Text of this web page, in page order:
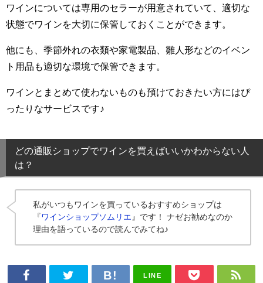
ワインについては専用のセラーが用意されていて、適切な
状態でワインを大切に保管しておくことができます。
他にも、季節外れの衣類や家電製品、雛人形などのイベン
ト用品も適切な環境で保管できます。
ワインとまとめて使わないものも預けておきたい方にはぴ
ったりなサービスです♪
どの通販ショップでワインを買えばいいかわからない人
は？
私がいつもワインを買っているおすすめショップは
『 ワインショップソムリエ 』です！ ナゼお勧めなのか
理由を語っているので読んでみてね♪
LINE